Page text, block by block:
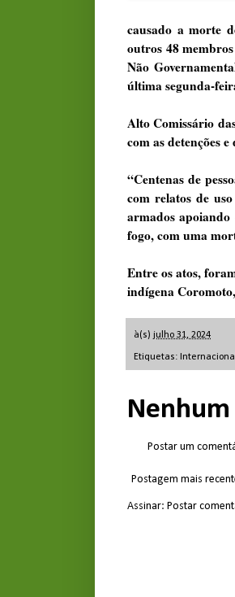
causado a morte
outros 48
Não
última segunda-
Alto Comissário
com as detenções
“Centenas de
com relatos de
armados
fogo, com uma
Entre os atos,
indígena
à(s) julho 31, 2024
Etiquetas: Internacional
Postar um
Postagem mais
Assinar: Postar